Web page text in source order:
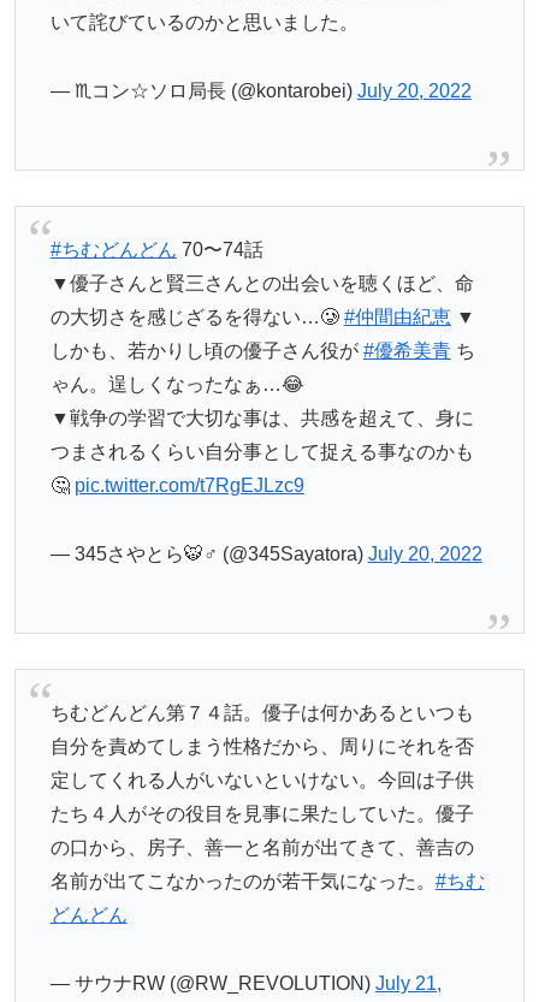
いて詫びているのかと思いました。
— ♏️コン☆ソロ局長 (@kontarobei) July 20, 2022
#ちむどんどん 70〜74話
▼優子さんと賢三さんとの出会いを聴くほど、命
の大切さを感じざるを得ない…🥲 #仲間由紀恵▼
しかも、若かりし頃の優子さん役が #優希美青ち
ゃん。逞しくなったなぁ…😂
▼戦争の学習で大切な事は、共感を超えて、身に
つまされるくらい自分事として捉える事なのかも
🤔 pic.twitter.com/t7RgEJLzc9
— 345さやとら🐯♂ (@345Sayatora) July 20, 2022
ちむどんどん第７４話。優子は何かあるといつも
自分を責めてしまう性格だから、周りにそれを否
定してくれる人がいないといけない。今回は子供
たち４人がその役目を見事に果たしていた。優子
の口から、房子、善一と名前が出てきて、善吉の
名前が出てこなかったのが若干気になった。 #ちむ
どんどん
— サウナRW (@RW_REVOLUTION) July 21,